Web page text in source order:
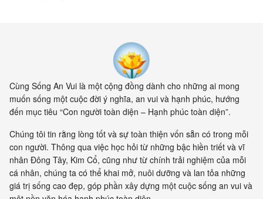
Cùng Sống An Vui là một cộng đồng dành cho những ai mong
muốn sống một cuộc đời ý nghĩa, an vui và hạnh phúc, hướng
đến mục tiêu “Con người toàn diện – Hạnh phúc toàn diện”.
Chúng tôi tin rằng lòng tốt và sự toàn thiện vốn sẵn có trong mỗi
con người. Thông qua việc học hỏi từ những bậc hiền triết và vĩ
nhân Đông Tây, Kim Cổ, cũng như từ chính trải nghiệm của mỗi
cá nhân, chúng ta có thể khai mở, nuôi dưỡng và lan tỏa những
giá trị sống cao đẹp, góp phần xây dựng một cuộc sống an vui và